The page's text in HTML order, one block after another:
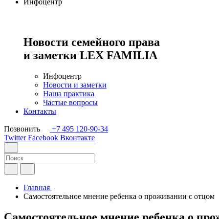
Инфоцентр
Новости семейного права
и заметки LEX FAMILIA
Инфоцентр
Новости и заметки
Наша практика
Частые вопросы
Контакты
Позвонить
+7 495 120-90-34
Twitter Facebook Вконтакте
Главная
Самостоятельное мнение ребенка о проживании с отцом